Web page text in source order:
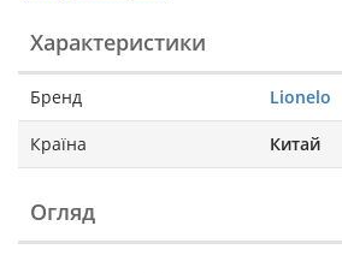
Характеристики
Бренд Lionelo
Країна Китай
Огляд